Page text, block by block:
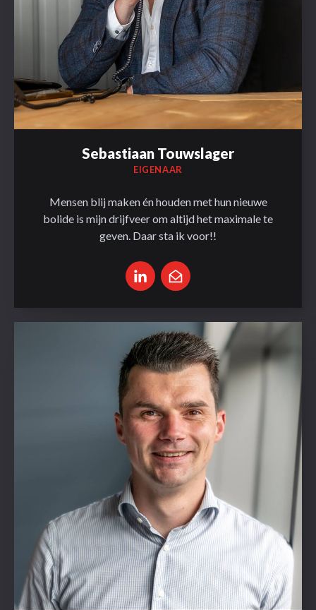
Sebastiaan Touwslager
EIGENAAR
Mensen blij maken én houden met hun nieuwe
bolide is mijn drijfveer om altijd het maximale te
geven. Daar sta ik voor!!